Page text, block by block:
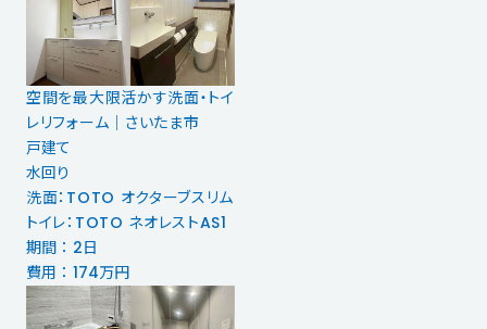
空間を最大限活かす洗面・トイ
レリフォーム｜さいたま市
戸建て
水回り
洗面：TOTO オクターブスリム
トイレ：TOTO ネオレストAS1
期間 ： 2日
費用 ： 174万円